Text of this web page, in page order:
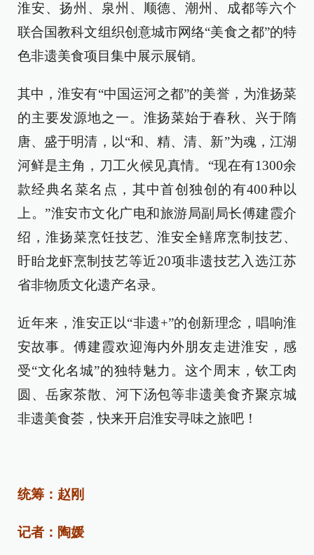
淮安、扬州、泉州、顺德、潮州、成都等六个
联合国教科文组织创意城市网络“美食之都”的特
色非遗美食项目集中展示展销。
其中，淮安有“中国运河之都”的美誉，为淮扬菜
的主要发源地之一。淮扬菜始于春秋、兴于隋
唐、盛于明清，以“和、精、清、新”为魂，江湖
河鲜是主角，刀工火候见真情。“现在有1300余
款经典名菜名点，其中首创独创的有400种以
上。”淮安市文化广电和旅游局副局长傅建霞介
绍，淮扬菜烹饪技艺、淮安全鳝席烹制技艺、
盱眙龙虾烹制技艺等近20项非遗技艺入选江苏
省非物质文化遗产名录。
近年来，淮安正以“非遗+”的创新理念，唱响淮
安故事。傅建霞欢迎海内外朋友走进淮安，感
受“文化名城”的独特魅力。这个周末，钦工肉
圆、岳家茶散、河下汤包等非遗美食齐聚京城
非遗美食荟，快来开启淮安寻味之旅吧！
统筹：赵刚
记者：陶媛